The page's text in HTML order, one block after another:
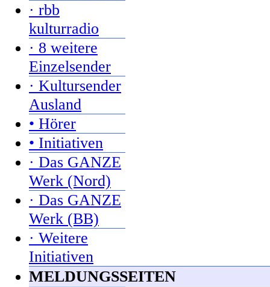
· rbb
kulturradio
· 8 weitere
Einzelsender
· Kultursender
Ausland
• Hörer
• Initiativen
· Das GANZE
Werk (Nord)
· Das GANZE
Werk (BB)
· Weitere
Initiativen
MELDUNGSSEITEN